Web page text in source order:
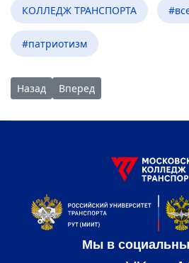
КОЛЛЕДЖ ТРАНСПОРТА
#патриотизм
Предыдущий: Волейболисты МКТ
Назад Следующий: Концерт
Вперед
Мы в